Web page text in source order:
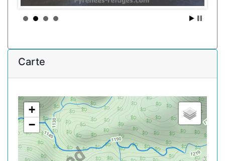
Carte
+
−